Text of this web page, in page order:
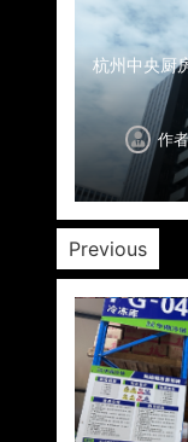
上海餐饮连
作
杭州中央厨
作
北京
作
深圳冷链物
作
北京餐饮仓
作
武汉冻品配
作
重庆冷链布
作
Previous